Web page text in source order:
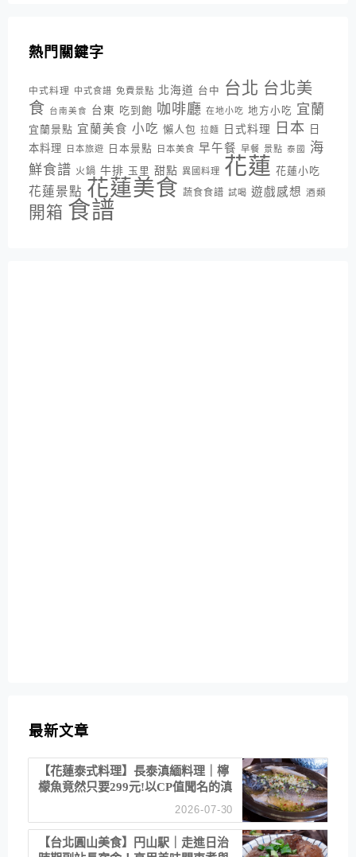
熱門關鍵字
中式料理 中式食譜 免費景點 北海道 台中 台北 台北美
食 台南美食 台東 吃到飽 咖啡廳 在地小吃 地方小吃 宜蘭
宜蘭景點 宜蘭美食 小吃 懶人包 拉麵 日式料理 日本 日
本料理
日本旅遊 日本景點 日本美食 早午餐 早餐 景點 泰國
海
鮮食譜 火鍋 牛排 玉里 甜點 異國料理 花蓮 花蓮小吃
花蓮景點 花蓮美食 蔬食食譜 試喝 遊戲感想 酒類
開箱 食譜
最新文章
【花蓮泰式料理】長泰滇緬料理｜檸
檬魚竟然只要299元!以CP值聞名的滇
2026-07-30
【台北圓山美食】円山駅｜走進日治